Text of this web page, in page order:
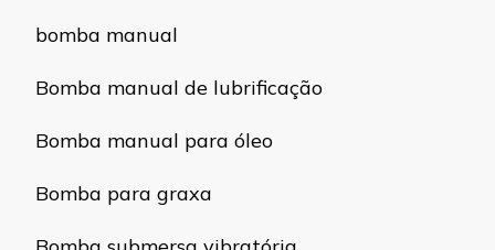
bomba manual
Bomba manual de lubrificação
Bomba manual para óleo
Bomba para graxa